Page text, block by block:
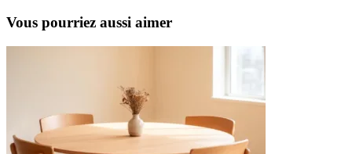
Vous pourriez aussi aimer